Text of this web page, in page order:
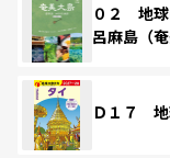
０２ 地
呂麻島（
Ｄ１７